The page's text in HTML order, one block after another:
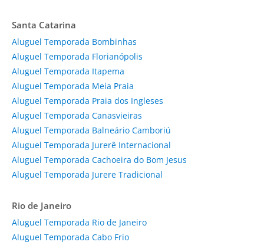
Santa Catarina
Aluguel Temporada Bombinhas
Aluguel Temporada Florianópolis
Aluguel Temporada Itapema
Aluguel Temporada Meia Praia
Aluguel Temporada Praia dos Ingleses
Aluguel Temporada Canasvieiras
Aluguel Temporada Balneário Camboriú
Aluguel Temporada Jurerê Internacional
Aluguel Temporada Cachoeira do Bom Jesus
Aluguel Temporada Jurere Tradicional
Rio de Janeiro
Aluguel Temporada Rio de Janeiro
Aluguel Temporada Cabo Frio